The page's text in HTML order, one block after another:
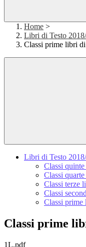
Home >
Libri di Testo
Classi prime libri
Libri di Testo
Classi
Classi
Classi terze
Classi
Classi prime
Classi prime
1L.pdf